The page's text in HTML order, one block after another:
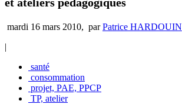
mardi 16 mars 2010, parPatrice HARDOUIN
|
santé
consommation
projet, PAE, PPCP
TP, atelier